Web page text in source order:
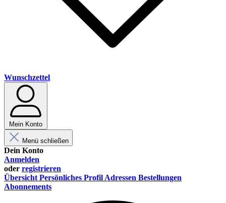
Wunschzettel
Mein Konto
Menü schließen
Dein Konto
Anmelden
oder registrieren
Übersicht Persönliches Profil Adressen Bestellungen
Abonnements